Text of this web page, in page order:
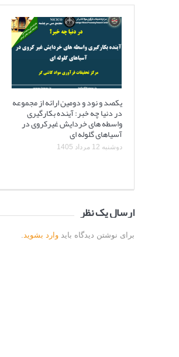
یکصد و نود و دومین ارائه از مجموعه
در دنیا چه خبر: آینده بکارگیری
واسطه های خردایش غیرکروی در
آسیاهای گلوله ای
دوشنبه 12 مرداد 1405
ارسال یک نظر
برای نوشتن دیدگاه بایدوارد بشوید